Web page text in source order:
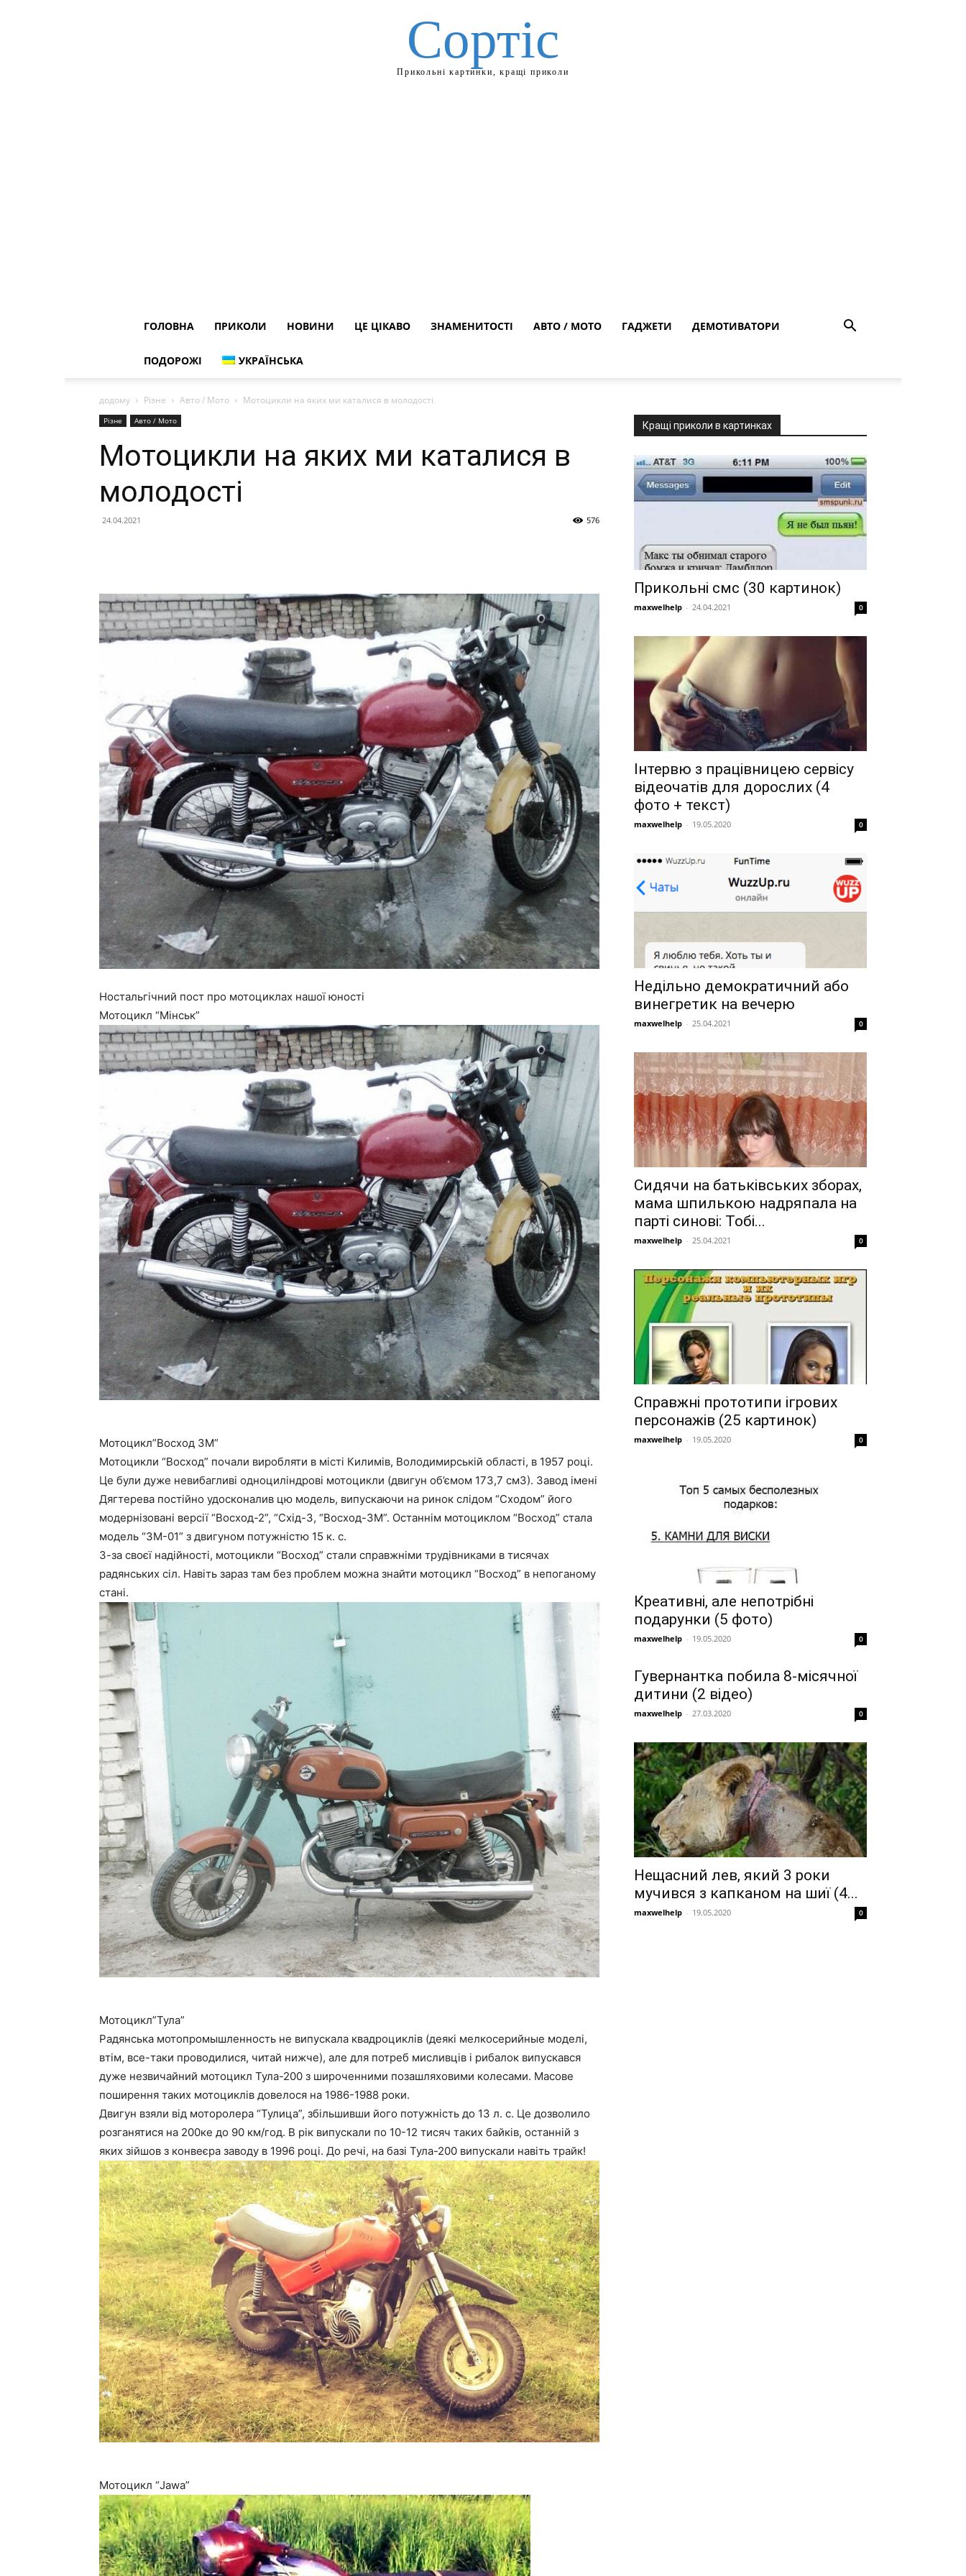
Сортіс
Прикольні картинки, кращі приколи
ГОЛОВНА ПРИКОЛИ НОВИНИ ЦЕ ЦІКАВО ЗНАМЕНИТОСТІ АВТО / МОТО ГАДЖЕТИ ДЕМОТИВАТОРИ
ПОДОРОЖІ УКРАЇНСЬКА
додому Різне Авто / Мото Мотоцикли на яких ми каталися в молодості
Різне Авто / Мото
Мотоцикли на яких ми каталися в
молодості
24.04.2021 576
Ностальгічний пост про мотоциклах нашої юності
Мотоцикл “Мінськ”
Мотоцикл”Восход 3М”
Мотоцикли “Восход” почали виробляти в місті Килимів, Володимирській області, в 1957 році.
Це були дуже невибагливі одноциліндрові мотоцикли (двигун об’ємом 173,7 см3). Завод імені
Дягтерева постійно удосконалив цю модель, випускаючи на ринок слідом “Сходом” його
модернізовані версії “Восход-2”, “Схід-3, “Восход-3М”. Останнім мотоциклом “Восход” стала
модель “3М-01” з двигуном потужністю 15 к. с.
З-за своєї надійності, мотоцикли “Восход” стали справжніми трудівниками в тисячах
радянських сіл. Навіть зараз там без проблем можна знайти мотоцикл “Восход” в непоганому
стані.
Мотоцикл”Тула”
Радянська мотопромышленность не випускала квадроциклів (деякі мелкосерийные моделі,
втім, все-таки проводилися, читай нижче), але для потреб мисливців і рибалок випускався
дуже незвичайний мотоцикл Тула-200 з широченними позашляховими колесами. Масове
поширення таких мотоциклів довелося на 1986-1988 роки.
Двигун взяли від моторолера “Тулица”, збільшивши його потужність до 13 л. с. Це дозволило
розганятися на 200ке до 90 км/год. В рік випускали по 10-12 тисяч таких байків, останній з
яких зійшов з конвеєра заводу в 1996 році. До речі, на базі Тула-200 випускали навіть трайк!
Мотоцикл “Jawa”
Кращі приколи в картинках
Прикольні смс (30 картинок)
maxwelhelp - 24.04.2021 0
Інтервю з працівницею сервісу
відеочатів для дорослих (4
фото + текст)
maxwelhelp - 19.05.2020 0
Недільно демократичний або
винегретик на вечерю
maxwelhelp - 25.04.2021 0
Сидячи на батьківських зборах,
мама шпилькою надряпала на
парті синові: Тобі...
maxwelhelp - 25.04.2021 0
Справжні прототипи ігрових
персонажів (25 картинок)
maxwelhelp - 19.05.2020 0
Креативні, але непотрібні
подарунки (5 фото)
maxwelhelp - 19.05.2020 0
Гувернантка побила 8-місячної
дитини (2 відео)
maxwelhelp - 27.03.2020 0
Нещасний лев, який 3 роки
мучився з капканом на шиї (4...
maxwelhelp - 19.05.2020 0